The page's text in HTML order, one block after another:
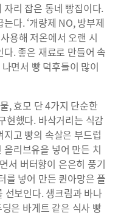
리 잡은 동네 빵집이다.
다. ‘개량제 NO, 방부제
용해 저온에서 오랜 시
. 좋은 재료로 만들어 속
면서 빵 덕후들이 많이
, 효모 단 4가지 단순한
현했다. 바삭거리는 식감
고 빵의 속살은 부드럽
리브유을 넣어 만든 치
서 버터향이 은은히 풍기
를 넣어 만든 퀸아망은 플
선보인다. 생크림과 바나
은 바게트 같은 식사 빵